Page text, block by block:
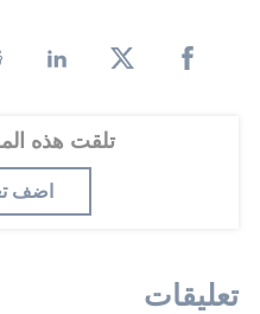
تلقت هذه المقالة
اضف
تعليقات